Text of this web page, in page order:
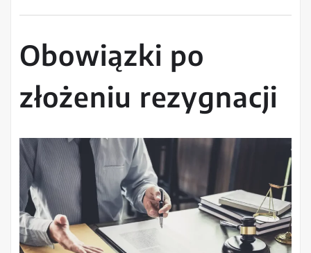
Obowiązki po
złożeniu rezygnacji